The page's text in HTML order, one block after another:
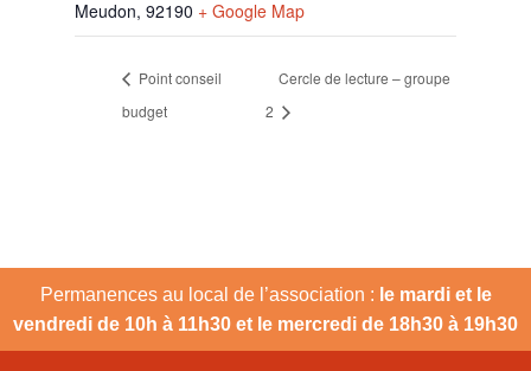
Meudon, 92190 + Google Map
Point conseil
budget
Cercle de lecture – groupe
2
Permanences au local de l’association : le mardi et le
vendredi de 10h à 11h30 et le mercredi de 18h30 à 19h30